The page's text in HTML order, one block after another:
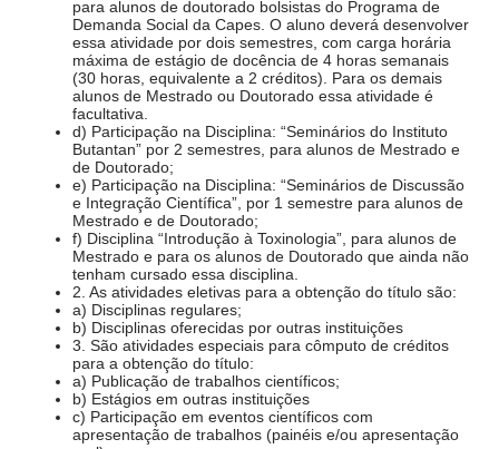
para alunos de doutorado bolsistas do Programa de
Demanda Social da Capes. O aluno deverá desenvolver
essa atividade por dois semestres, com carga horária
máxima de estágio de docência de 4 horas semanais
(30 horas, equivalente a 2 créditos). Para os demais
alunos de Mestrado ou Doutorado essa atividade é
facultativa.
d) Participação na Disciplina: “Seminários do Instituto
Butantan” por 2 semestres, para alunos de Mestrado e
de Doutorado;
e) Participação na Disciplina: “Seminários de Discussão
e Integração Científica”, por 1 semestre para alunos de
Mestrado e de Doutorado;
f) Disciplina “Introdução à Toxinologia”, para alunos de
Mestrado e para os alunos de Doutorado que ainda não
tenham cursado essa disciplina.
2. As atividades eletivas para a obtenção do título são:
a) Disciplinas regulares;
b) Disciplinas oferecidas por outras instituições
3. São atividades especiais para cômputo de créditos
para a obtenção do título:
a) Publicação de trabalhos científicos;
b) Estágios em outras instituições
c) Participação em eventos científicos com
apresentação de trabalhos (painéis e/ou apresentação